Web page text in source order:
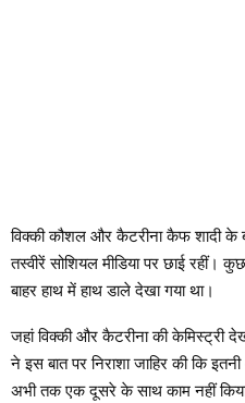
विक्की कौशल और कैटरीना कैफ शादी के
तस्वीरें सोशियल मीडिया पर छाई रहीं।
बाहर हाथ में हाथ डाले देखा गया था।
जहां विक्की और कैटरीना की
ने इस बात पर निराशा जाहिर की कि
अभी तक एक दूसरे के साथ काम नहीं